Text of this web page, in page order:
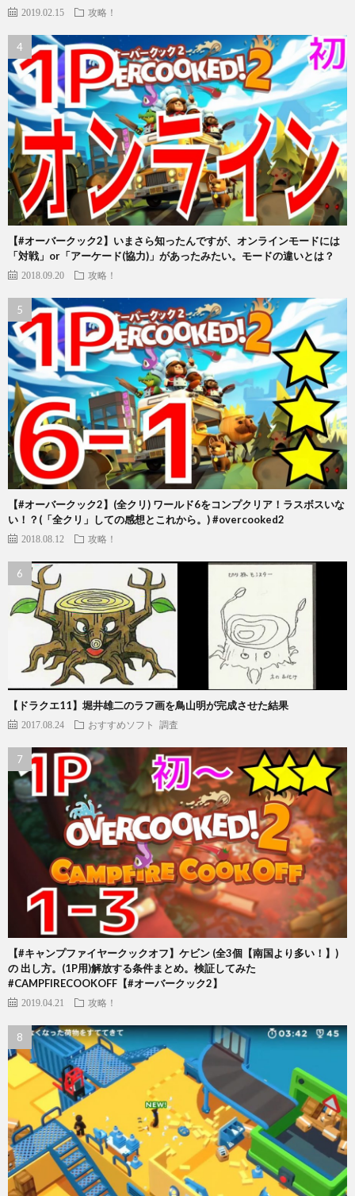
2019.02.15 攻略！
【#オーバークック2】いまさら知ったんですが、オンラインモードには
「対戦」or「アーケード(協力)」があったみたい。モードの違いとは？
2018.09.20 攻略！
【#オーバークック2】(全クリ) ワールド6をコンプクリア！ラスボスいな
い！？(「全クリ」しての感想とこれから。) #overcooked2
2018.08.12 攻略！
【ドラクエ11】堀井雄二のラフ画を鳥山明が完成させた結果
2017.08.24 おすすめソフト 調査
【#キャンプファイヤークックオフ】ケビン (全3個【南国より多い！】)
の 出し方。(1P用)解放する条件まとめ。検証してみた
#CAMPFIRECOOKOFF【#オーバークック2】
2019.04.21 攻略！